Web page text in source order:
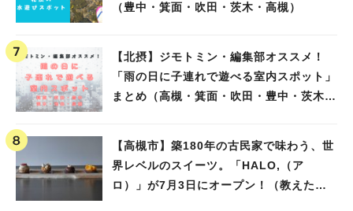
（豊中・箕面・吹田・茨木・高槻）
【北摂】ジモトミン・編集部オススメ！
「雨の日に子連れで遊べる室内スポット」
まとめ（高槻・箕面・吹田・豊中・茨木・
【高槻市】築180年の古民家で味わう、世
界レベルのスイーツ。「HALO,（ア
ロ）」が7月3日にオープン！（教えたい/